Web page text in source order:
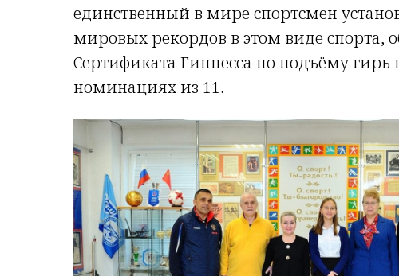
единственный в мире спортсмен
мировых рекордов в этом виде спорта,
Сертификата Гиннесса по подъёму гирь
номинациях из 11.